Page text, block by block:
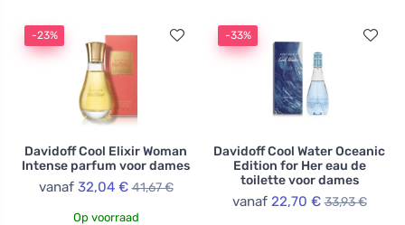
-23%
Davidoff Cool Elixir Woman
Intense parfum voor dames
vanaf 32,04 € 41,67 €
Op voorraad
-33%
Davidoff Cool Water Oceanic
Edition for Her eau de
toilette voor dames
vanaf 22,70 € 33,93 €